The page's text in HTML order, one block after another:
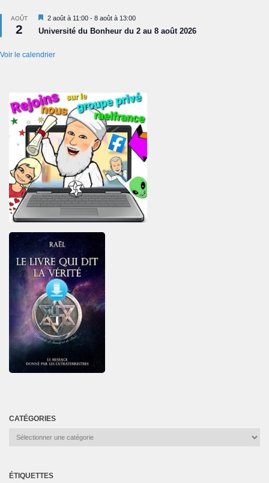
AOÛT
2
Mis
en
avant
2 août à 11:00 - 8 août à 13:00
Université du Bonheur du 2 au 8 août 2026
Voir le calendrier
CATÉGORIES
Catégories
ÉTIQUETTES